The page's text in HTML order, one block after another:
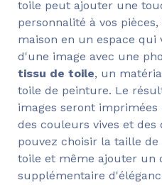
toile peut ajouter une
personnalité à vos
maison en un espace qui
d'une image avec une
tissu de toile, un
toile de peinture. Le
images seront
des couleurs vives et des
pouvez choisir la taille
toile et même ajouter un
supplémentaire